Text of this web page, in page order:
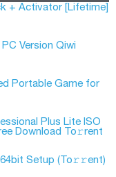
+ Activator [Lifetime]
Version Qiwi
Portable Game for
Plus Lite ISO
Download To𝚛rent
Setup (To𝚛𝚛еnt)